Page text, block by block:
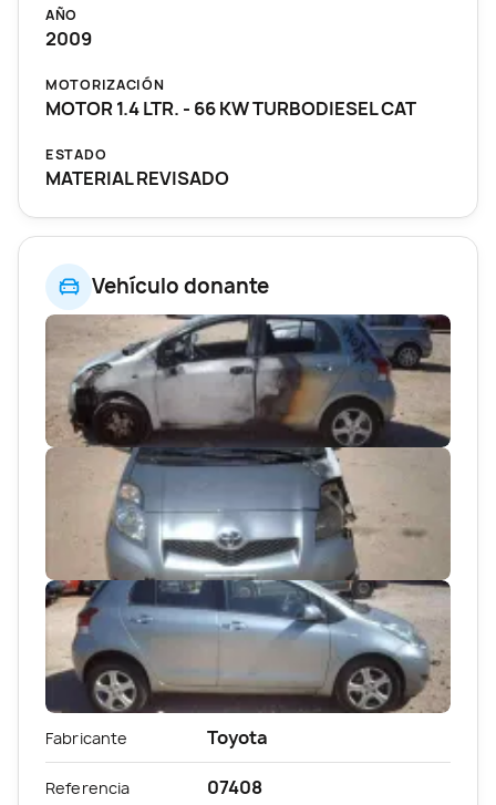
Vehículo donante
Fabricante Toyota
Referencia 07408
AÑO
2009
MOTORIZACIÓN
MOTOR 1.4 LTR. - 66 KW TURBODIESEL CAT
ESTADO
MATERIAL REVISADO